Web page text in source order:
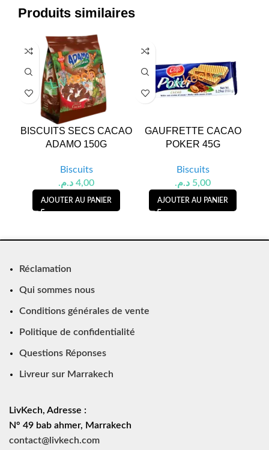
Produits similaires
BISCUITS SECS CACAO
ADAMO 150G
Biscuits
4,00 د.م.
AJOUTER AU PANIER
GAUFRETTE CACAO
POKER 45G
Biscuits
5,00 د.م.
AJOUTER AU PANIER
Réclamation
Qui sommes nous
Conditions générales de vente
Politique de confidentialité
Questions Réponses
Livreur sur Marrakech
LivKech, Adresse :
N° 49 bab ahmer, Marrakech
contact@livkech.com